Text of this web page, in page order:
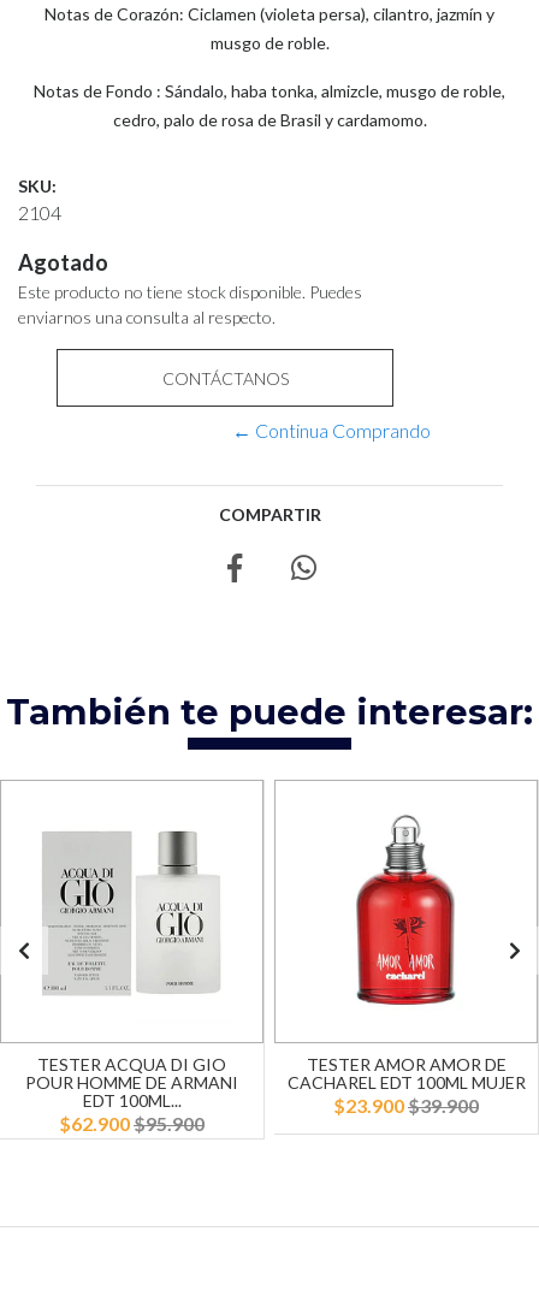
Notas de Corazón: Ciclamen (violeta persa), cilantro, jazmín y
musgo de roble.
Notas de Fondo : Sándalo, haba tonka, almizcle, musgo de roble,
cedro, palo de rosa de Brasil y cardamomo.
SKU:
2104
Agotado
Este producto no tiene stock disponible. Puedes
enviarnos una consulta al respecto.
CONTÁCTANOS
← Continua Comprando
COMPARTIR
También te puede interesar:
TESTER ACQUA DI GIO
POUR HOMME DE ARMANI
EDT 100ML...
$62.900$95.900
TESTER AMOR AMOR DE
CACHAREL EDT 100ML MUJER
$23.900$39.900